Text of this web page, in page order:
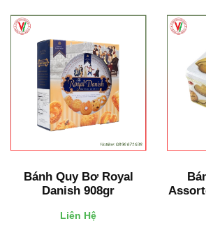
Bánh Quy Bơ Royal
Danish 908gr
Liên Hệ